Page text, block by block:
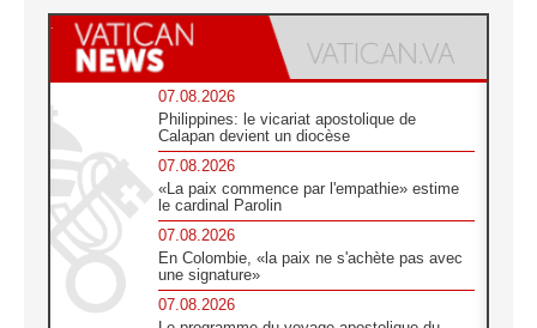
07.08.2026
Philippines: le vicariat apostolique de
Calapan devient un diocèse
07.08.2026
«La paix commence par l'empathie» estime
le cardinal Parolin
07.08.2026
En Colombie, «la paix ne s'achète pas avec
une signature»
07.08.2026